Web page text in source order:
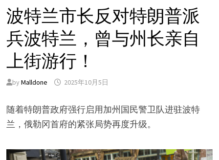
波特兰市长反对特朗普派
兵波特兰，曾与州长亲自
上街游行！
by Malldone 2025年10月5日
随着特朗普政府强行启用加州国民警卫队进驻波特
兰，俄勒冈首府的紧张局势再度升级。